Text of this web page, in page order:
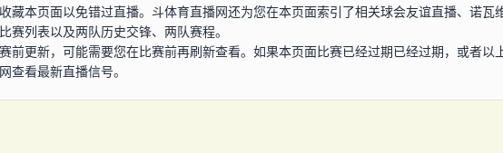
藏本页面以免错过直播。斗体育直播网还为您在本页面索引了相关球会友谊直播、诺瓦
赛列表以及两队历史交锋、两队赛程。
前更新，可能需要您在比赛前再刷新查看。如果本页面比赛已经过期已经过期，或者以
查看最新直播信号。